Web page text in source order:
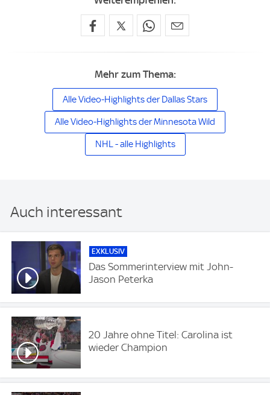
Mehr zum Thema:
Alle Video-Highlights der Dallas Stars
Alle Video-Highlights der Minnesota Wild
NHL - alle Highlights
Auch interessant
EXKLUSIV
Das Sommerinterview mit John-
Jason Peterka
20 Jahre ohne Titel: Carolina ist
wieder Champion